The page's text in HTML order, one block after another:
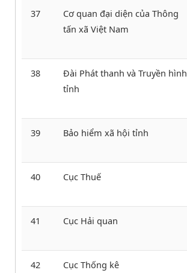
37
Cơ quan đại diện của Thông
tấn xã Việt Nam
38
Đài Phát thanh và Truyền hình
tỉnh
39 Bảo hiểm xã hội tỉnh
40 Cục Thuế
41 Cục Hải quan
42 Cục Thống kê